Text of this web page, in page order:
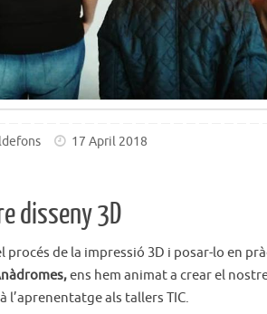
17 April 2018
disseny 3D
procés de la impressió 3D i posar-lo en
ens hem animat a crear el
l’aprenentatge als tallers TIC.